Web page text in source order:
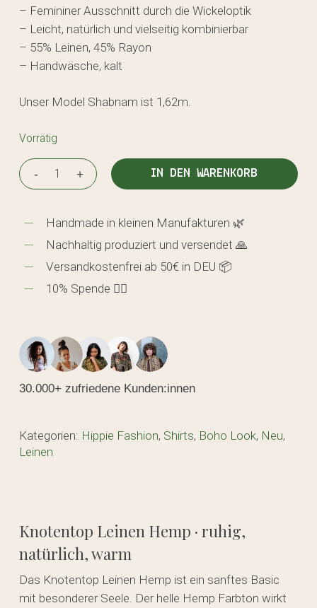
– Femininer Ausschnitt durch die Wickeloptik
– Leicht, natürlich und vielseitig kombinierbar
– 55% Leinen, 45% Rayon
– Handwäsche, kalt
Unser Model Shabnam ist 1,62m.
Vorrätig
IN DEN WARENKORB
Handmade in kleinen Manufakturen 🌿
Nachhaltig produziert und versendet 🙏
Versandkostenfrei ab 50€ in DEU 📦
10% Spende 🖐🏼
30.000+ zufriedene Kunden:innen
Kategorien: Hippie Fashion, Shirts, Boho Look, Neu,
Leinen
Knotentop Leinen Hemp · ruhig,
natürlich, warm
Das Knotentop Leinen Hemp ist ein sanftes Basic
mit besonderer Seele. Der helle Hemp Farbton wirkt